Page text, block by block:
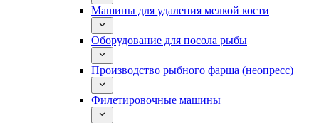
Машины для удаления мелкой кости
Оборудование для посола рыбы
Производство рыбного фарша (неопресс)
Филетировочные машины